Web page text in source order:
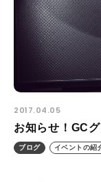
2017.04.05
お知らせ！GC
ブログ イベントの紹